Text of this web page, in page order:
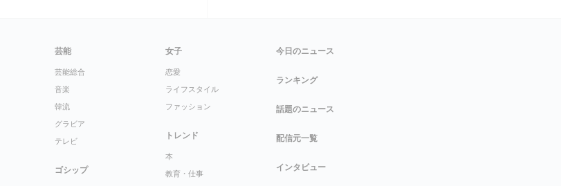
芸能
芸能総合
音楽
韓流
グラビア
テレビ
ゴシップ
女子
恋愛
ライフスタイル
ファッション
トレンド
本
教育・仕事
今日のニュース
ランキング
話題のニュース
配信元一覧
インタビュー